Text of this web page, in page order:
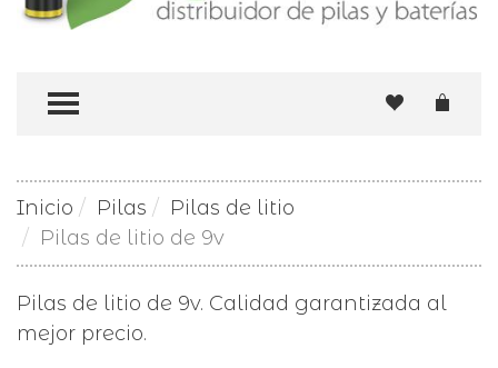
TOGGLE MENU
Inicio Pilas
Pilas de litio
Pilas de litio de 9v
Pilas de litio de 9v. Calidad garantizada al
mejor precio.